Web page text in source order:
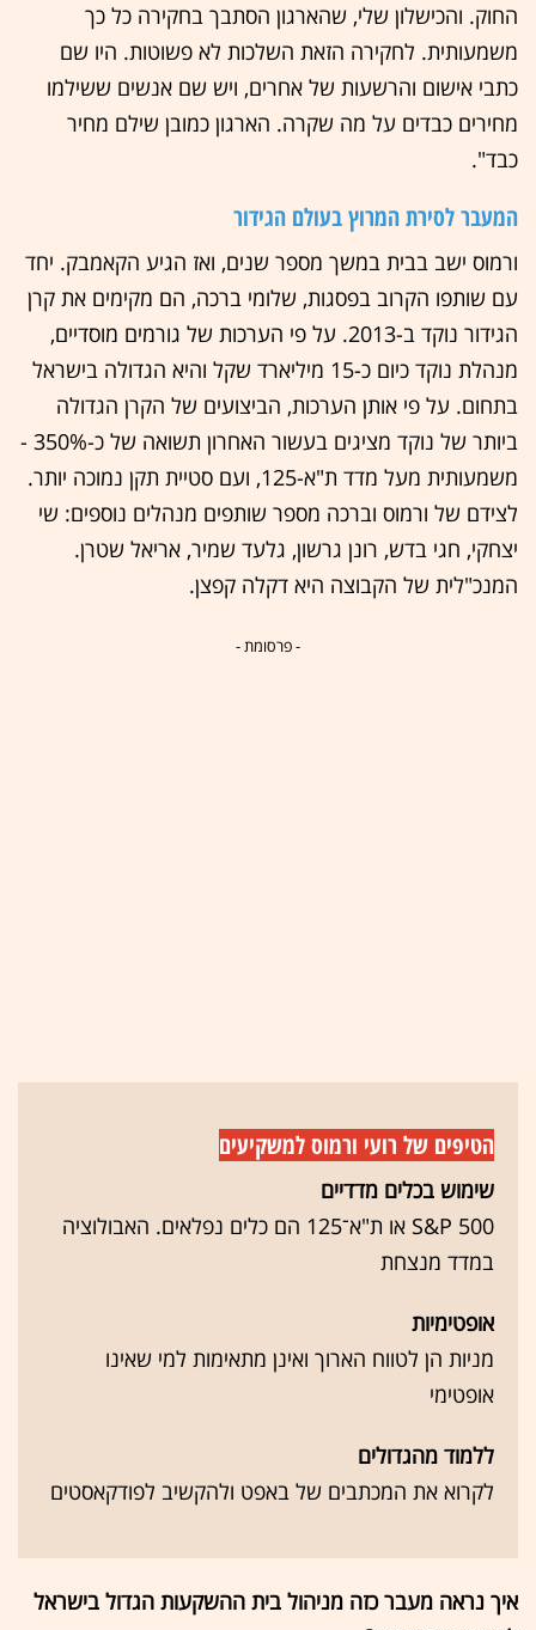
החוק. והכישלון שלי, שהארגון הסתבך בחקירה כל כך
משמעותית. לחקירה הזאת השלכות לא פשוטות. היו שם
כתבי אישום והרשעות של אחרים, ויש שם אנשים ששילמו
מחירים כבדים על מה שקרה. הארגון כמובן שילם מחיר
כבד".
המעבר לסירת המרוץ בעולם הגידור
ורמוס ישב בבית במשך מספר שנים, ואז הגיע הקאמבק. יחד
עם שותפו הקרוב בפסגות, שלומי ברכה, הם מקימים את קרן
הגידור נוקד ב-2013. על פי הערכות של גורמים מוסדיים,
מנהלת נוקד כיום כ-15 מיליארד שקל והיא הגדולה בישראל
בתחום. על פי אותן הערכות, הביצועים של הקרן הגדולה
ביותר של נוקד מציגים בעשור האחרון תשואה של כ-350% -
משמעותית מעל מדד ת"א-125, ועם סטיית תקן נמוכה יותר.
לצידם של ורמוס וברכה מספר שותפים מנהלים נוספים: שי
יצחקי, חגי בדש, רונן גרשון, גלעד שמיר, אריאל שטרן.
המנכ"לית של הקבוצה היא דקלה קפצן.
- פרסומת -
הטיפים של רועי ורמוס למשקיעים
שימוש בכלים מדדיים
S&P 500 או ת"א־125 הם כלים נפלאים. האבולוציה
במדד מנצחת
אופטימיות
מניות הן לטווח הארוך ואינן מתאימות למי שאינו
אופטימי
ללמוד מהגדולים
לקרוא את המכתבים של באפט ולהקשיב לפודקאסטים
איך נראה מעבר כזה מניהול בית ההשקעות הגדול בישראל